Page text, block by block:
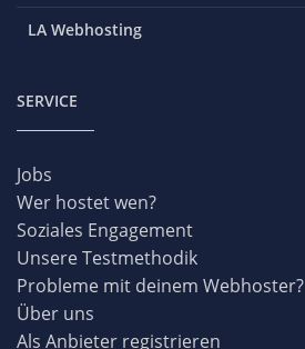
LA Webhosting
SERVICE
Jobs
Wer hostet wen?
Soziales Engagement
Unsere Testmethodik
Probleme mit deinem Webhoster?
Über uns
Als Anbieter registrieren